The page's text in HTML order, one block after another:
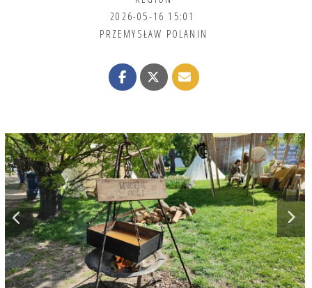
2026-05-16 15:01
PRZEMYSŁAW POLANIN